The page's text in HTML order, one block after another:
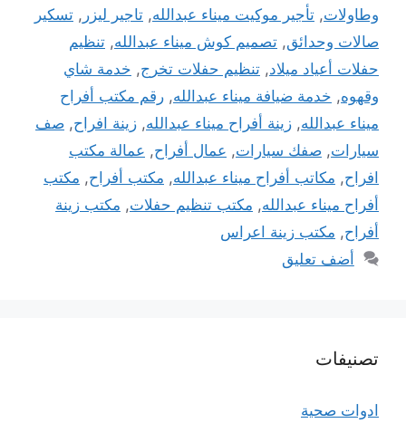
وطاولات, تأجير موكيت ميناء عبدالله, تاجير ليزر , تسكير
صالات وحدائق, تصميم كوش ميناء عبدالله, تنظيم
حفلات أعياد ميلاد, تنظيم حفلات تخرج, خدمة شاي
وقهوه, خدمة ضيافة ميناء عبدالله, رقم مكتب أفراح
ميناء عبدالله, زينة أفراح ميناء عبدالله, زينة افراح, صف
سيارات, صفك سيارات, عمال أفراح, عمالة مكتب
افراح, مكاتب أفراح ميناء عبدالله, مكتب أفراح, مكتب
أفراح ميناء عبدالله, مكتب تنظيم حفلات, مكتب زينة
أفراح, مكتب زينة اعراس
أضف تعليق
تصنيفات
ادوات صحية